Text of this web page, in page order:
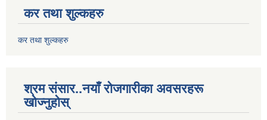
कर तथा शुल्कहरु
कर तथा शुल्कहरु
श्रम संसार..नयाँ रोजगारीका अवसरहरू
खोज्नुहोस्